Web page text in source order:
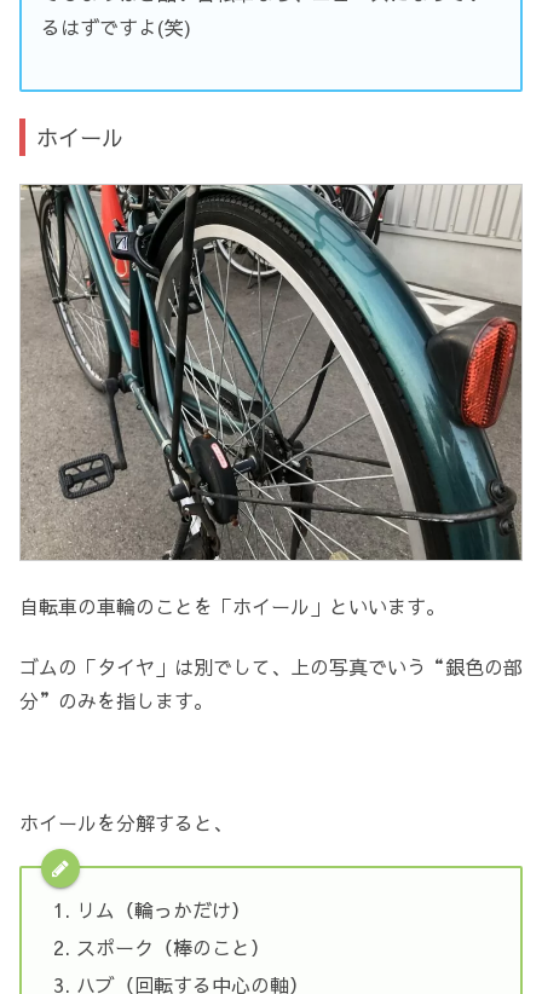
るはずですよ(笑)
ホイール
自転車の車輪のことを「ホイール」といいます。
ゴムの「タイヤ」は別でして、上の写真でいう“銀色の部
分”のみを指します。
ホイールを分解すると、
リム（輪っかだけ）
スポーク（棒のこと）
ハブ（回転する中心の軸）